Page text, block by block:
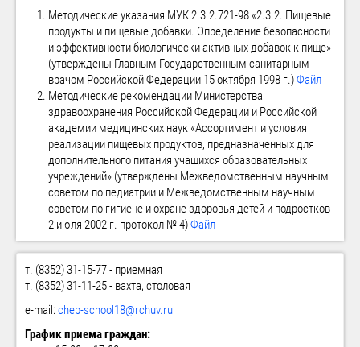
Методические указания МУК 2.3.2.721-98 «2.3.2. Пищевые
продукты и пищевые добавки. Определение безопасности
и эффективности биологически активных добавок к пище»
(утверждены Главным Государственным санитарным
врачом Российской Федерации 15 октября 1998 г.)Файл
Методические рекомендации Министерства
здравоохранения Российской Федерации и Российской
академии медицинских наук «Ассортимент и условия
реализации пищевых продуктов, предназначенных для
дополнительного питания учащихся образовательных
учреждений» (утверждены Межведомственным научным
советом по педиатрии и Межведомственным научным
советом по гигиене и охране здоровья детей и подростков
2 июля 2002 г. протокол № 4)Файл
т. (8352) 31-15-77 - приемная
т. (8352) 31-11-25 - вахта, столовая
e-mail:cheb-school18@rchuv.ru
График приема граждан: